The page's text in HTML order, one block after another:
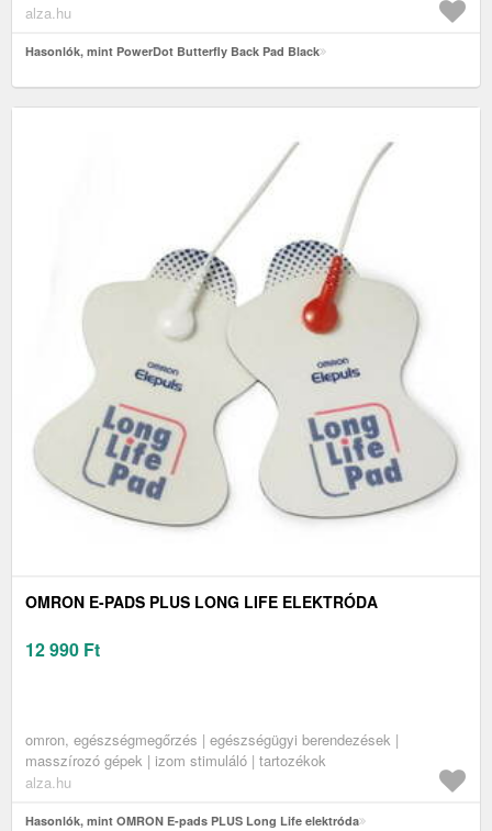
alza.hu
Hasonlók, mint PowerDot Butterfly Back Pad Black
OMRON E-PADS PLUS LONG LIFE ELEKTRÓDA
12 990 Ft
omron, egészségmegőrzés | egészségügyi berendezések |
masszírozó gépek | izom stimuláló | tartozékok
alza.hu
Hasonlók, mint OMRON E-pads PLUS Long Life elektróda